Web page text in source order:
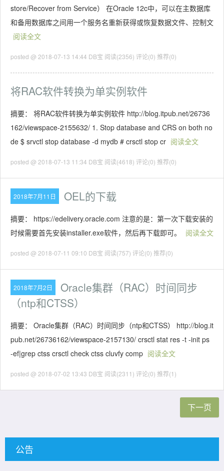
store/Recover from Service） 在Oracle 12c中，可以在主数据库
和备用数据库之间用一个服务名重新获得或恢复数据文件、控制文
阅读全文
posted @ 2018-07-13 14:44 DB宝 阅读(2356) 评论(0) 推荐(0)
将RAC软件转换为单实例软件
摘要： 将RAC软件转换为单实例软件 http://blog.itpub.net/26736
162/viewspace-2155632/ 1. Stop database and CRS on both no
de $ srvctl stop database -d mydb # crsctl stop cr 阅读全文
posted @ 2018-07-13 11:34 DB宝 阅读(4618) 评论(0) 推荐(0)
2018年7月11日 OEL的下载
摘要： https://edelivery.oracle.com 注意的是：第一次下载安装的
时候需要首先安装installer.exe软件，然后再下载即可。
阅读全文
posted @ 2018-07-11 09:10 DB宝 阅读(757) 评论(0) 推荐(0)
2018年7月2日
Oracle集群（RAC）时间同步
（ntp和CTSS）
摘要： Oracle集群（RAC）时间同步（ntp和CTSS） http://blog.it
pub.net/26736162/viewspace-2157130/ crsctl stat res -t -init ps
-ef|grep ctss crsctl check ctss cluvfy comp 阅读全文
posted @ 2018-07-02 13:43 DB宝 阅读(2311) 评论(0) 推荐(1)
下一页
公告